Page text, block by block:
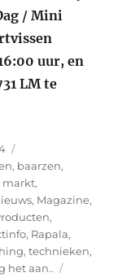
/ Mini
uur, en
LM te
8 September
, baarzen,
markt,
, Magazine,
,
, Rapala,
,technieken,
het aan..